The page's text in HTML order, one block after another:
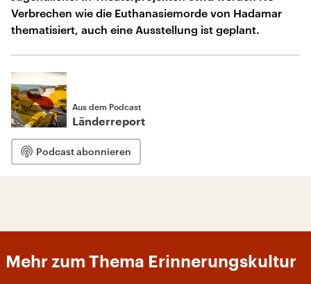
Verbrechen wie die Euthanasiemorde von Hadamar
thematisiert, auch eine Ausstellung ist geplant.
Aus dem Podcast
Länderreport
Podcast abonnieren
Mehr zum Thema Erinnerungskultur